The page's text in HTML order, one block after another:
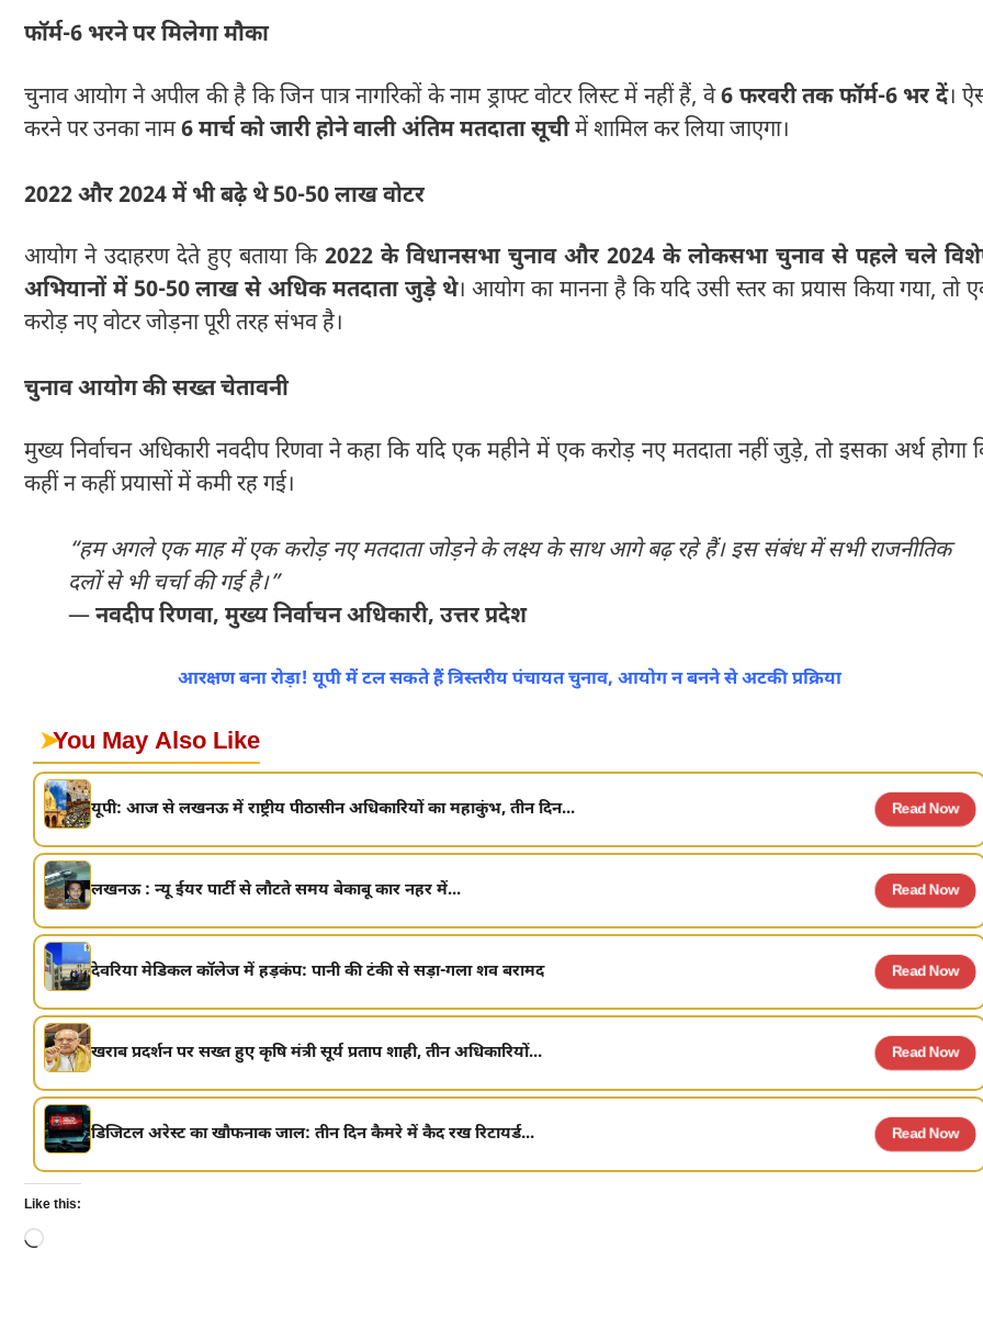
फॉर्म-6 भरने पर मिलेगा मौका
चुनाव आयोग ने अपील की है कि जिन पात्र नागरिकों के नाम ड्राफ्ट वोटर लिस्ट में नहीं हैं, वे6 फरवरी तक फॉर्म-6 भर दें।
करने पर उनका नाम6 मार्च को जारी होने वाली अंतिम मतदाता सूचीमें शामिल कर लिया जाएगा।
2022 और 2024 में भी बढ़े थे 50-50 लाख वोटर
आयोग ने उदाहरण देते हुए बताया कि 2022 के विधानसभा चुनाव और 2024 के लोकसभा चुनाव से पहले चले
अभियानों में 50-50 लाख से अधिक मतदाता जुड़े थे। आयोग का मानना है कि यदि उसी स्तर का प्रयास किया गया, तो
करोड़ नए वोटर जोड़ना पूरी तरह संभव है।
चुनाव आयोग की सख्त चेतावनी
मुख्य निर्वाचन अधिकारी नवदीप रिणवा ने कहा कि यदि एक महीने में एक करोड़ नए मतदाता नहीं जुड़े, तो इसका अर्थ होगा
कहीं न कहीं प्रयासों में कमी रह गई।
“हम अगले एक माह में एक करोड़ नए मतदाता जोड़ने के लक्ष्य के साथ आगे बढ़ रहे हैं। इस संबंध में सभी राजनीतिक
दलों से भी चर्चा की गई है।”
—नवदीप रिणवा, मुख्य निर्वाचन अधिकारी, उत्तर प्रदेश
आरक्षण बना रोड़ा! यूपी में टल सकते हैं त्रिस्तरीय पंचायत चुनाव, आयोग न बनने से अटकी प्रक्रिया
➤You May Also Like
यूपी: आज से लखनऊ में राष्ट्रीय पीठासीन अधिकारियों का महाकुंभ, तीन दिन... Read Now
लखनऊ : न्यू ईयर पार्टी से लौटते समय बेकाबू कार नहर में... Read Now
देवरिया मेडिकल कॉलेज में हड़कंप: पानी की टंकी से सड़ा-गला शव बरामद Read Now
खराब प्रदर्शन पर सख्त हुए कृषि मंत्री सूर्य प्रताप शाही, तीन अधिकारियों... Read Now
डिजिटल अरेस्ट का खौफनाक जाल: तीन दिन कैमरे में कैद रख रिटायर्ड... Read Now
Like this:
Loading…